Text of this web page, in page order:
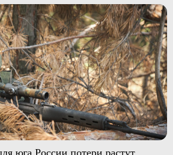
юга России потери растут